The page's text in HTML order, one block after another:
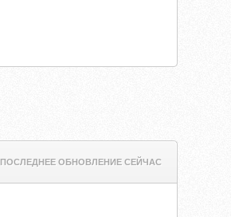
ПОСЛЕДНЕЕ ОБНОВЛЕНИЕ СЕЙЧАС